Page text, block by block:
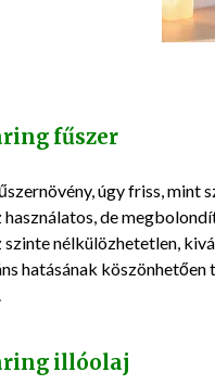
fűszer
úgy friss, mint
használatos, de
szinte nélkülözhetetlen,
hatásának köszönhetően
illóolaj